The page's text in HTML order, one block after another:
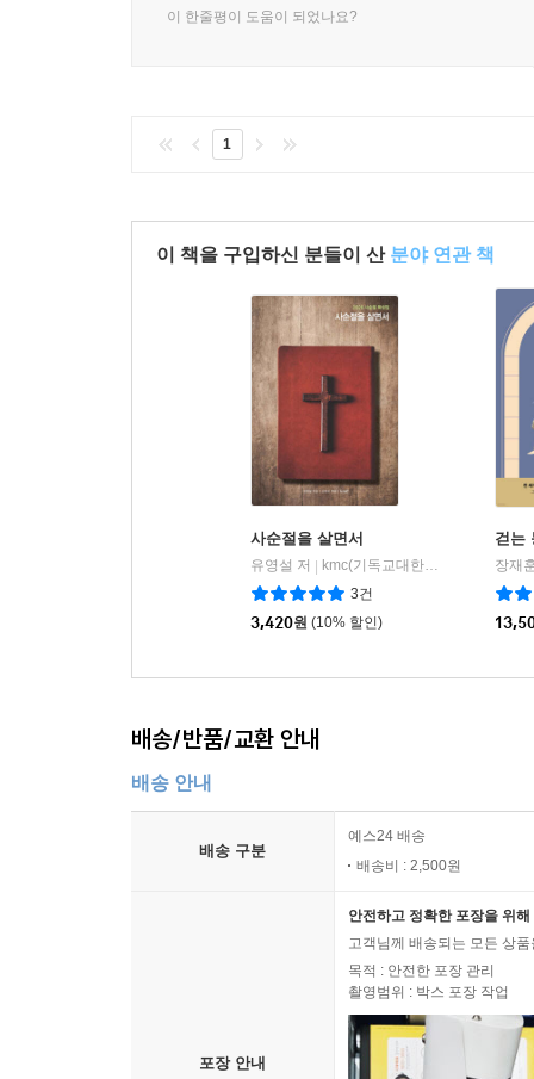
이 한줄평이 도움이 되었나요?
1
이 책을 구입하신 분들이 산 분야 연관 책
사순절을 살면서
유영설 저 | kmc(기독교대한감리회)
3건
3,420원 (10% 할인)
걷는
장재
배송/반품/교환 안내
배송 안내
배송 구분
예스24 배송
배송비 : 2,500원
포장 안내
안전하고 정확한 포장을 위
고객님께 배송되는 모든 상
목적 : 안전한 포장 관리
촬영범위 : 박스 포장 작업